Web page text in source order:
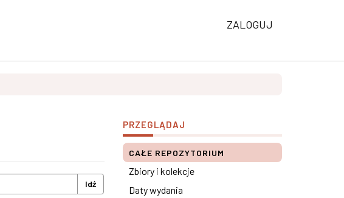
ZALOGUJ
Idź
PRZEGLĄDAJ
CAŁE REPOZYTORIUM
Zbiory i kolekcje
Daty wydania